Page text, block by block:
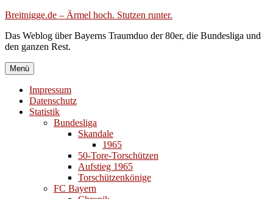
Zum
springen
Breitnigge.de – Ärmel hoch. Stutzen runter.
Das Weblog über Bayerns Traumduo der 80er, die Bundesliga und
den ganzen Rest.
Menü
Impressum
Datenschutz
Statistik
Bundesliga
Skandale
1965
50-Tore-Torschützen
Aufstieg 1965
Torschützenkönige
FC Bayern